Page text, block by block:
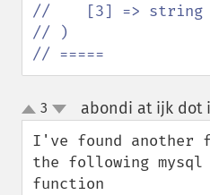
//    [3] => string
// )
// =====
up
down
3 abondi at ijk dot
I've found another
the following
function